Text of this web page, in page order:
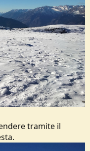
tramite il